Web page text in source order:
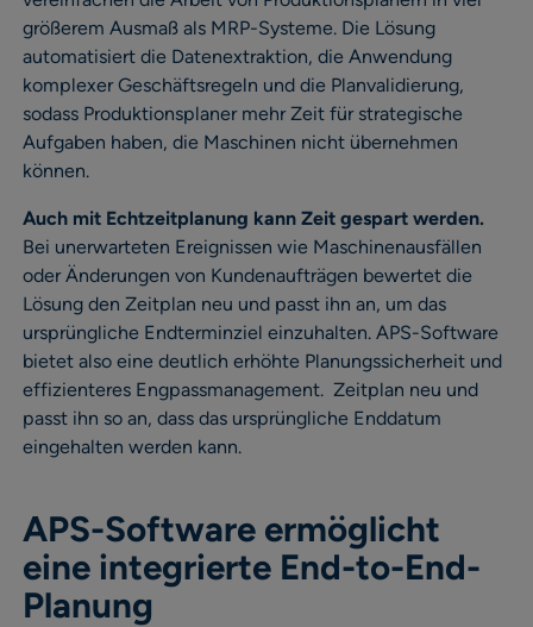
größerem Ausmaß als MRP-Systeme. Die Lösung
automatisiert die Datenextraktion, die Anwendung
komplexer Geschäftsregeln und die Planvalidierung,
sodass Produktionsplaner mehr Zeit für strategische
Aufgaben haben, die Maschinen nicht übernehmen
können.
Auch mit Echtzeitplanung kann Zeit gespart werden.
Bei unerwarteten Ereignissen wie Maschinenausfällen
oder Änderungen von Kundenaufträgen bewertet die
Lösung den Zeitplan neu und passt ihn an, um das
ursprüngliche Endterminziel einzuhalten. APS-Software
bietet also eine deutlich erhöhte Planungssicherheit und
effizienteres Engpassmanagement. Zeitplan neu und
passt ihn so an, dass das ursprüngliche Enddatum
eingehalten werden kann.
APS-Software ermöglicht
eine integrierte End-to-End-
Planung